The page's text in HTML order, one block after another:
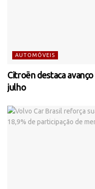
AUTOMÓVEIS
Citroën destaca
julho